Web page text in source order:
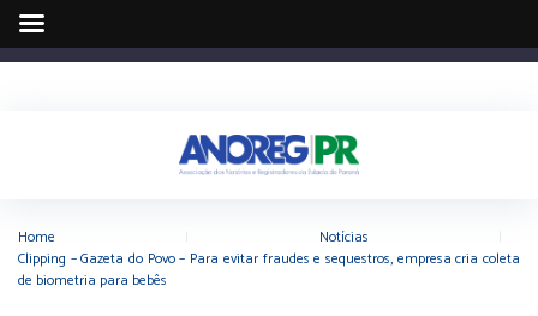
Home Notícias
Clipping – Gazeta do Povo – Para evitar fraudes e sequestros, empresa cria coleta
de biometria para bebês